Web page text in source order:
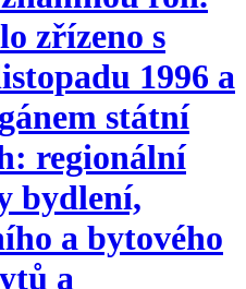
zřízeno s
1996 a
státní
regionální
bydlení,
a bytového
a